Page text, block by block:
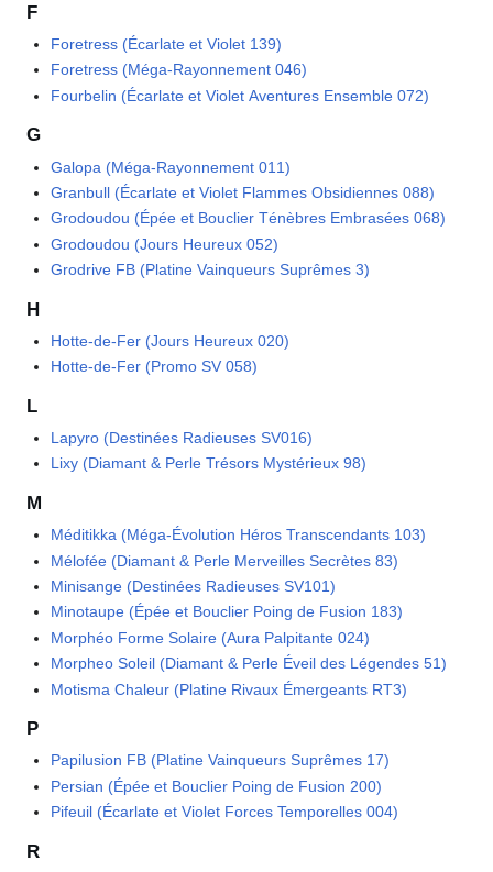
F
Foretress (Écarlate et Violet 139)
Foretress (Méga-Rayonnement 046)
Fourbelin (Écarlate et Violet Aventures Ensemble 072)
G
Galopa (Méga-Rayonnement 011)
Granbull (Écarlate et Violet Flammes Obsidiennes 088)
Grodoudou (Épée et Bouclier Ténèbres Embrasées 068)
Grodoudou (Jours Heureux 052)
Grodrive FB (Platine Vainqueurs Suprêmes 3)
H
Hotte-de-Fer (Jours Heureux 020)
Hotte-de-Fer (Promo SV 058)
L
Lapyro (Destinées Radieuses SV016)
Lixy (Diamant & Perle Trésors Mystérieux 98)
M
Méditikka (Méga-Évolution Héros Transcendants 103)
Mélofée (Diamant & Perle Merveilles Secrètes 83)
Minisange (Destinées Radieuses SV101)
Minotaupe (Épée et Bouclier Poing de Fusion 183)
Morphéo Forme Solaire (Aura Palpitante 024)
Morpheo Soleil (Diamant & Perle Éveil des Légendes 51)
Motisma Chaleur (Platine Rivaux Émergeants RT3)
P
Papilusion FB (Platine Vainqueurs Suprêmes 17)
Persian (Épée et Bouclier Poing de Fusion 200)
Pifeuil (Écarlate et Violet Forces Temporelles 004)
R